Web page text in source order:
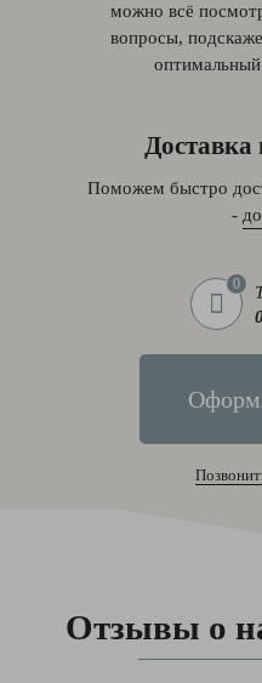
можно всё
вопросы,
Доставка
Поможем быстро
-
0
Отзывы о